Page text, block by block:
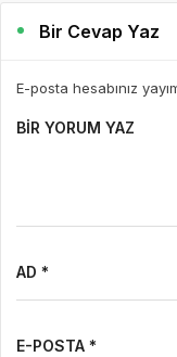
Bir Cevap Yaz
E-posta hesabınız
BIR YORUM YAZ
AD *
E-POSTA *